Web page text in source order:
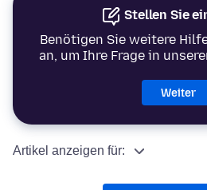
Stellen Sie
Benötigen Sie weitere
an, um Ihre Frage in
Weiter
Artikel anzeigen für: